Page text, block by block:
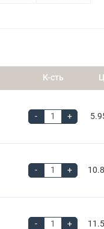
К-сть
- +
- +
- +